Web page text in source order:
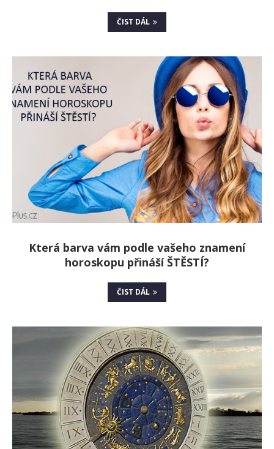
ČIST DÁL
Která barva vám podle vašeho znamení
horoskopu přináší ŠTĚSTÍ?
ČIST DÁL